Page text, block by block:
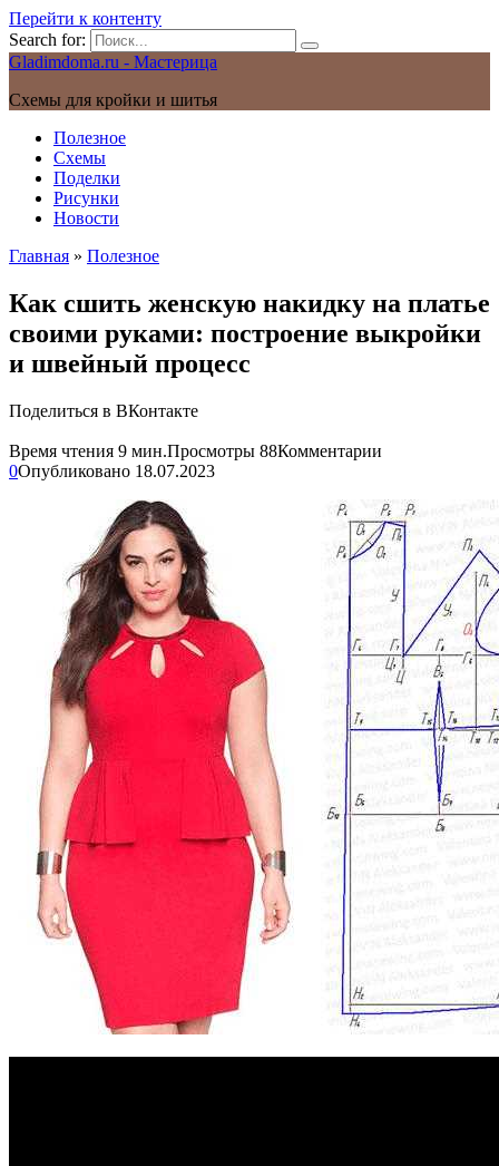
Перейти к контенту
Search for:
Gladimdoma.ru - Мастерица
Схемы для кройки и шитья
Полезное
Схемы
Поделки
Рисунки
Новости
Главная » Полезное
Как сшить женскую накидку на платье
своими руками: построение выкройки
и швейный процесс
Поделиться в ВКонтакте
Время чтения 9 мин.Просмотры 88Комментарии
0Опубликовано 18.07.2023